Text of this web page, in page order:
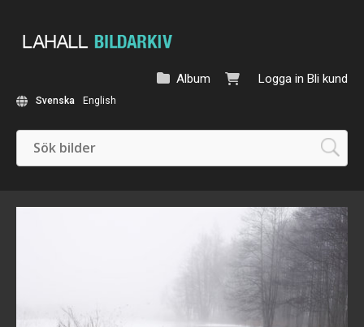
Logga in Bli kund
Album
Svenska English